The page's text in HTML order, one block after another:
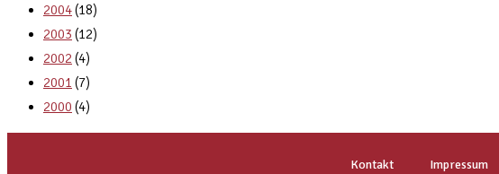
2004(18)
2003 (12)
2002 (4)
2001 (7)
2000 (4)
Kontakt Impressum